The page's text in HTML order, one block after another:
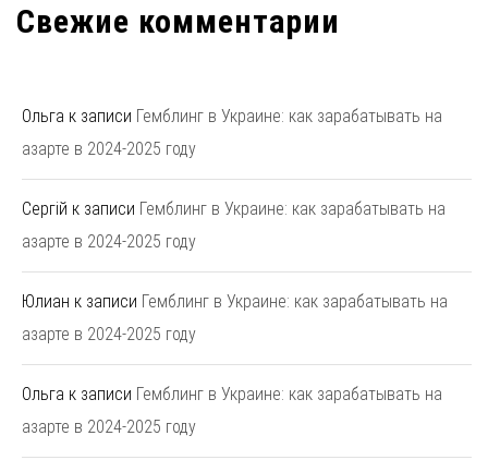
Свежие комментарии
Ольга к записи Гемблинг в Украине: как зарабатывать на
азарте в 2024-2025 году
Сергій к записи Гемблинг в Украине: как зарабатывать на
азарте в 2024-2025 году
Юлиан к записи Гемблинг в Украине: как зарабатывать на
азарте в 2024-2025 году
Ольга к записи Гемблинг в Украине: как зарабатывать на
азарте в 2024-2025 году